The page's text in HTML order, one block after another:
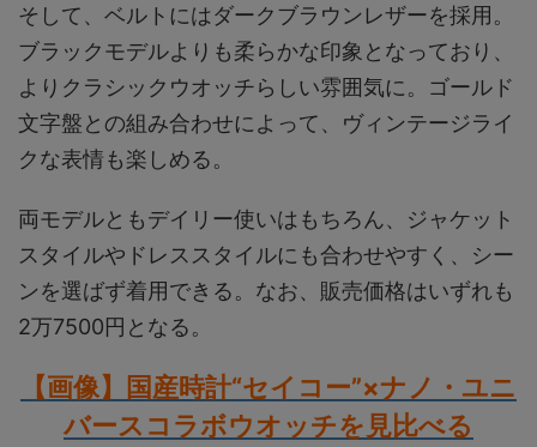
そして、ベルトにはダークブラウンレザーを採用。
ブラックモデルよりも柔らかな印象となっており、
よりクラシックウオッチらしい雰囲気に。ゴールド
文字盤との組み合わせによって、ヴィンテージライ
クな表情も楽しめる。
両モデルともデイリー使いはもちろん、ジャケット
スタイルやドレススタイルにも合わせやすく、シー
ンを選ばず着用できる。なお、販売価格はいずれも
2万7500円となる。
【画像】国産時計“セイコー”×ナノ・ユニ
バースコラボウオッチを見比べる